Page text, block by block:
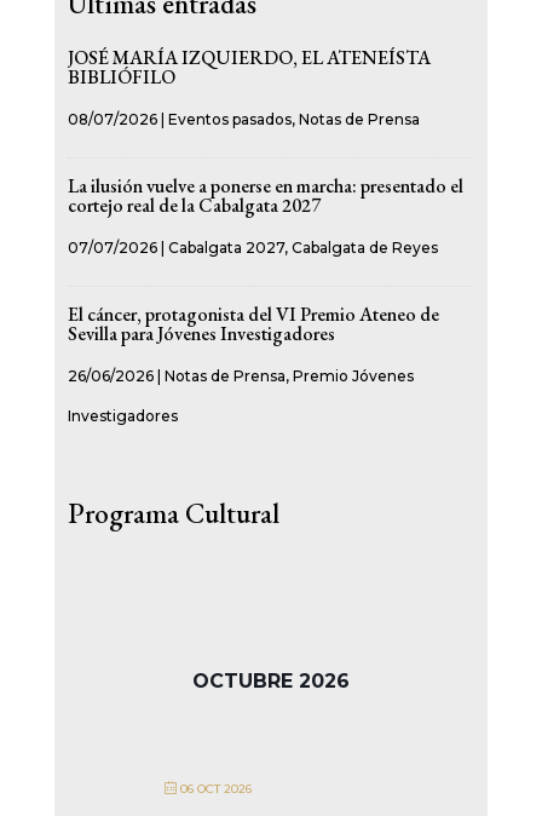
JOSÉ MARÍA IZQUIERDO, EL ATENEÍSTA
BIBLIÓFILO
08/07/2026| Eventos pasados, Notas de Prensa
La ilusión vuelve a ponerse en marcha: presentado el
cortejo real de la Cabalgata 2027
07/07/2026| Cabalgata 2027, Cabalgata de Reyes
El cáncer, protagonista del VI Premio Ateneo de
Sevilla para Jóvenes Investigadores
26/06/2026| Notas de Prensa, Premio Jóvenes
Investigadores
Programa Cultural
OCTUBRE 2026
06 OCT 2026